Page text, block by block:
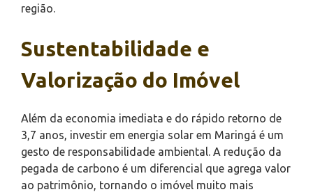
região.
Sustentabilidade e
Valorização do Imóvel
Além da economia imediata e do rápido retorno de
3,7 anos, investir em energia solar em Maringá é um
gesto de responsabilidade ambiental. A redução da
pegada de carbono é um diferencial que agrega valor
ao patrimônio, tornando o imóvel muito mais